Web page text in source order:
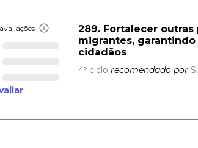
avaliações
289. Fortalecer
migrantes, garantindo
cidadãos
4º ciclo recomendado por